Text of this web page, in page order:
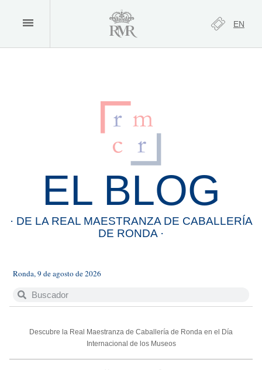
EN
EL BLOG
· DE LA REAL MAESTRANZA DE CABALLERÍA
DE RONDA ·
Ronda, 9 de agosto de 2026
Descubre la Real Maestranza de Caballería de Ronda en el Día
Internacional de los Museos